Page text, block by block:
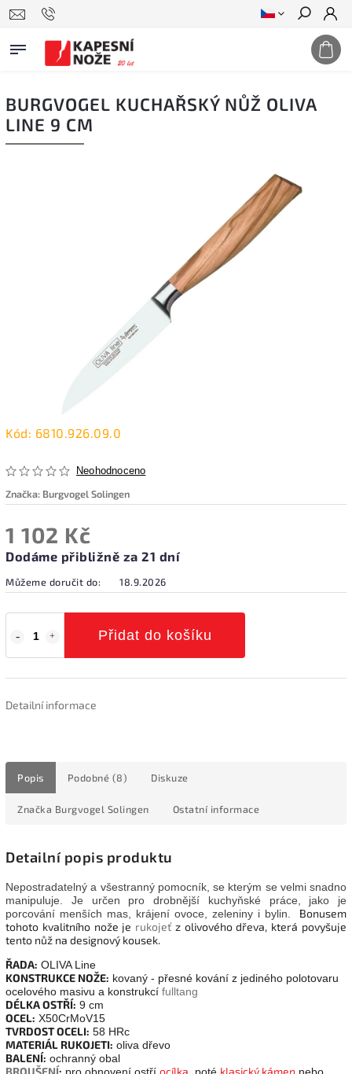
Hledat
BURGVOGEL KUCHAŘSKÝ NŮŽ OLIVA
LINE 9 CM
Kód: 6810.926.09.0
Neohodnoceno
Značka: Burgvogel Solingen
1 102 Kč
Dodáme přibližně za 21 dní
Můžeme doručit do: 18.9.2026
Přidat do košíku
Detailní informace
Popis Podobné (8) Diskuze
Značka Burgvogel Solingen Ostatní informace
Detailní popis produktu
Nepostradatelný a všestranný pomocník, se kterým se velmi snadno
manipuluje. Je určen pro drobnější kuchyňské práce, jako je
porcování menších mas, krájení ovoce, zeleniny i bylin.
Bonusem
tohoto kvalitního nože je rukojeť z olivového dřeva, která povyšuje
tento nůž na designový kousek.
ŘADA: OLIVA Line
KONSTRUKCE NOŽE: kovaný - přesné kování z jediného polotovaru
ocelového masivu a konstrukcí fulltang
DÉLKA OSTŘÍ: 9 cm
OCEL: X50CrMoV15
TVRDOST OCELI: 58 HRc
MATERIÁL RUKOJETI: oliva dřevo
BALENÍ: ochranný obal
BROUŠENÍ: ocílka klasický kámen